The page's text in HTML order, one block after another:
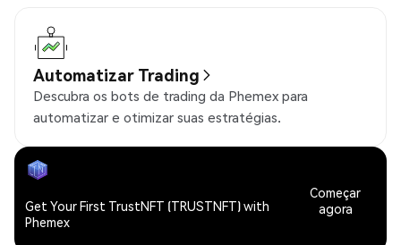
Automatizar Trading
Descubra os bots de trading da Phemex para
automatizar e otimizar suas estratégias.
Get Your First TrustNFT (TRUSTNFT) with
Phemex
Começar
agora